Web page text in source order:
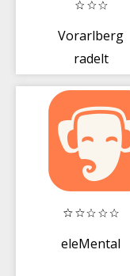
Vorarlberg
radelt
eleMental